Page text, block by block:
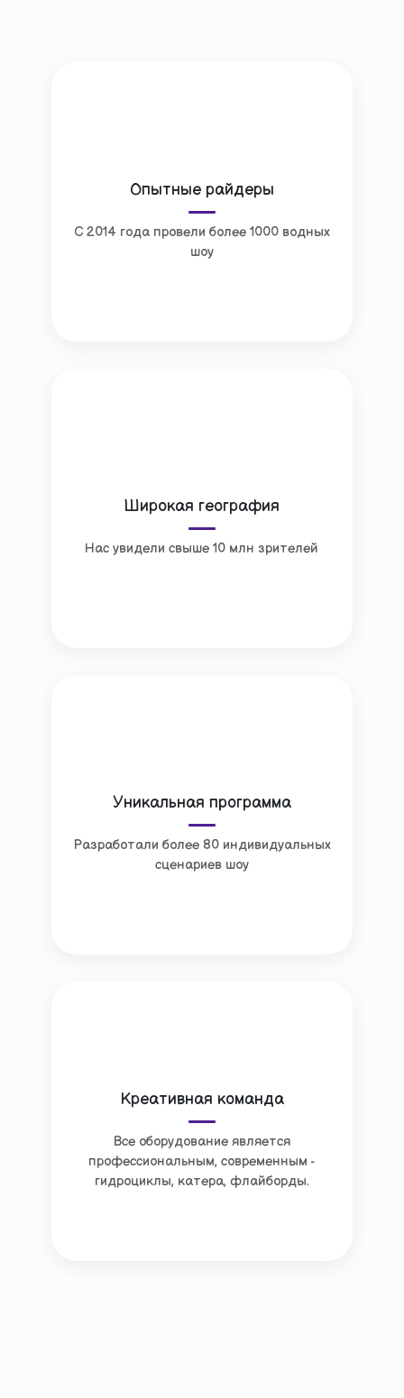
Опытные райдеры
С 2014 года провели более 1000 водных
шоу
Широкая география
Нас увидели свыше 10 млн зрителей
Уникальная программа
Разработали более 80 индивидуальных
сценариев шоу
Креативная команда
Все оборудование является
профессиональным, современным -
гидроциклы, катера, флайборды.